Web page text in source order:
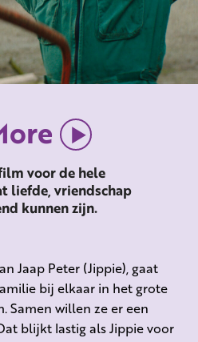
voor de hele
liefde, vriendschap
kunnen zijn.
Jaap Peter (Jippie), gaat
bij elkaar in het grote
Samen willen ze er een
blijkt lastig als Jippie voor